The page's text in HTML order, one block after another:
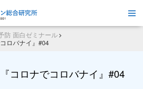
防 面白ゼミナール
ロバナイ』#04
コロナでコロバナイ』#04